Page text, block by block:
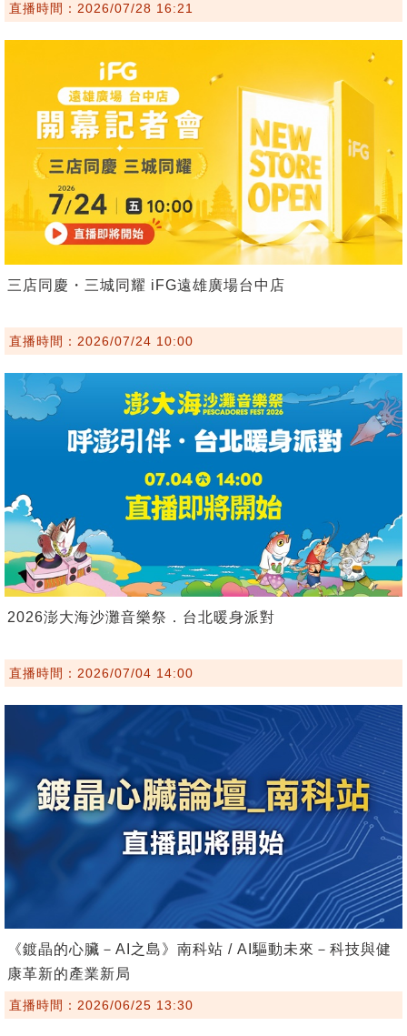
直播時間：2026/07/28 16:21
三店同慶・三城同耀 iFG遠雄廣場台中店
直播時間：2026/07/24 10:00
2026澎大海沙灘音樂祭．台北暖身派對
直播時間：2026/07/04 14:00
《鍍晶的心臟－AI之島》南科站 / AI驅動未來－科技與健
康革新的產業新局
直播時間：2026/06/25 13:30